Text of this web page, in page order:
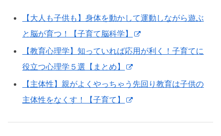
【大人も子供も】身体を動かして運動しながら遊ぶ
と脳が育つ！【子育て脳科学】
【教育心理学】知っていれば応用が利く！子育てに
役立つ心理学５選【まとめ】
【主体性】親がよくやっちゃう先回り教育は子供の
主体性をなくす！【子育て】